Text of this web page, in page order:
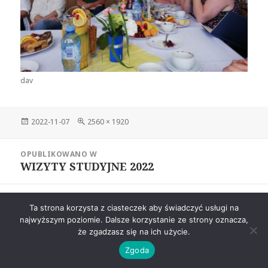
dav
Data
2022-11-07
Pełny
2560 × 1920
wpisuOPUBLIKOWANO W
WIZYTY STUDYJNE 2022
Ta strona korzysta z ciasteczek aby świadczyć usługi na
najwyższym poziomie. Dalsze korzystanie ze strony oznacza,
że zgadzasz się na ich użycie.
Zgoda